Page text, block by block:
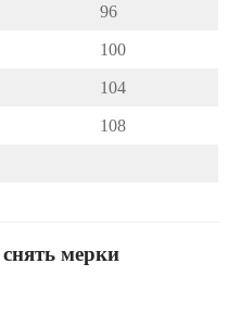
96
100
104
108
мерки